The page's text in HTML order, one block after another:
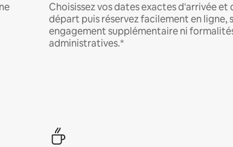
Choisissez vos dates exactes d'arrivée et
départ puis réservez facilement en ligne,
engagement supplémentaire ni
administratives.*